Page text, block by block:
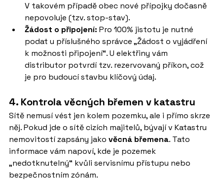
V takovém případě obec nové přípojky dočasně
nepovoluje (tzv. stop-stav).
Žádost o připojení: Pro 100% jistotu je nutné
podat u příslušného správce „Žádost o vyjádření
k možnosti připojení“. U elektřiny vám
distributor potvrdí tzv. rezervovaný příkon, což
je pro budoucí stavbu klíčový údaj.
4. Kontrola věcných břemen v katastru
Sítě nemusí vést jen kolem pozemku, ale i přímo skrze
něj. Pokud jde o sítě cizích majitelů, bývají v Katastru
nemovitostí zapsány jako věcná břemena. Tato
informace vám napoví, kde je pozemek
„nedotknutelný“ kvůli servisnímu přístupu nebo
bezpečnostním zónám.